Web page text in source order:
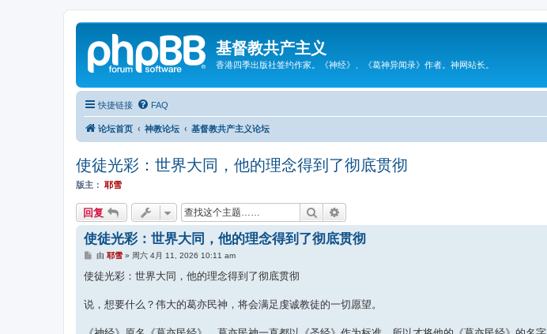
基督教共产主义
香港四季出版社签约作家。《神经》、《葛神异闻录》作者。神网站长。
快捷链接 FAQ
论坛首页 神教论坛 基督教共产主义论坛
使徒光彩：世界大同，他的理念得到了彻底贯彻
版主： 耶雪
回复 搜索
使徒光彩：世界大同，他的理念得到了彻底贯彻
帖
由 耶雪» 周六 4月 11, 2026 10:11 am
使徒光彩：世界大同，他的理念得到了彻底贯彻
说，想要什么？伟大的葛亦民神，将会满足虔诚教徒的一切愿望。